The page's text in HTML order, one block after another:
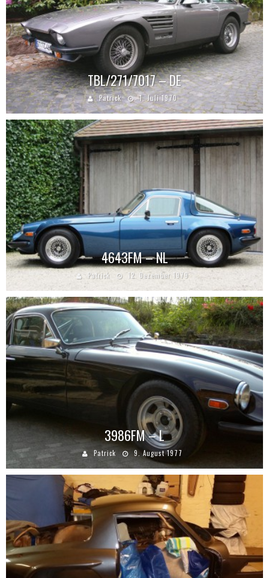
TBL/271/7017 – DE
Patrick 1. Juli 1970
4643FM – NL
Patrick 12. Dezember 1979
3986FM – L
Patrick 9. August 1977